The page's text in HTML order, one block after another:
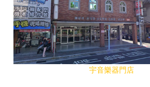
宇音樂器門店